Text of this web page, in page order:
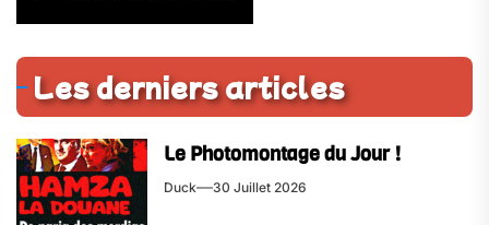
Les derniers articles
Le Photomontage du Jour !
Duck 30 Juillet 2026